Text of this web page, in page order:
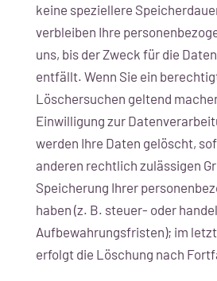
keine speziellere
verbleiben Ihre
uns, bis der Zweck für die
entfällt. Wenn Sie ein
Löschersuchen geltend
Einwilligung zur
werden Ihre Daten gelöscht,
anderen rechtlich zulässigen
Speicherung Ihrer
haben (z. B. steuer- oder
Aufbewahrungsfristen); im
erfolgt die Löschung nach